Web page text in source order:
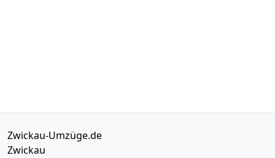
Zwickau-Umzüge.de
Zwickau